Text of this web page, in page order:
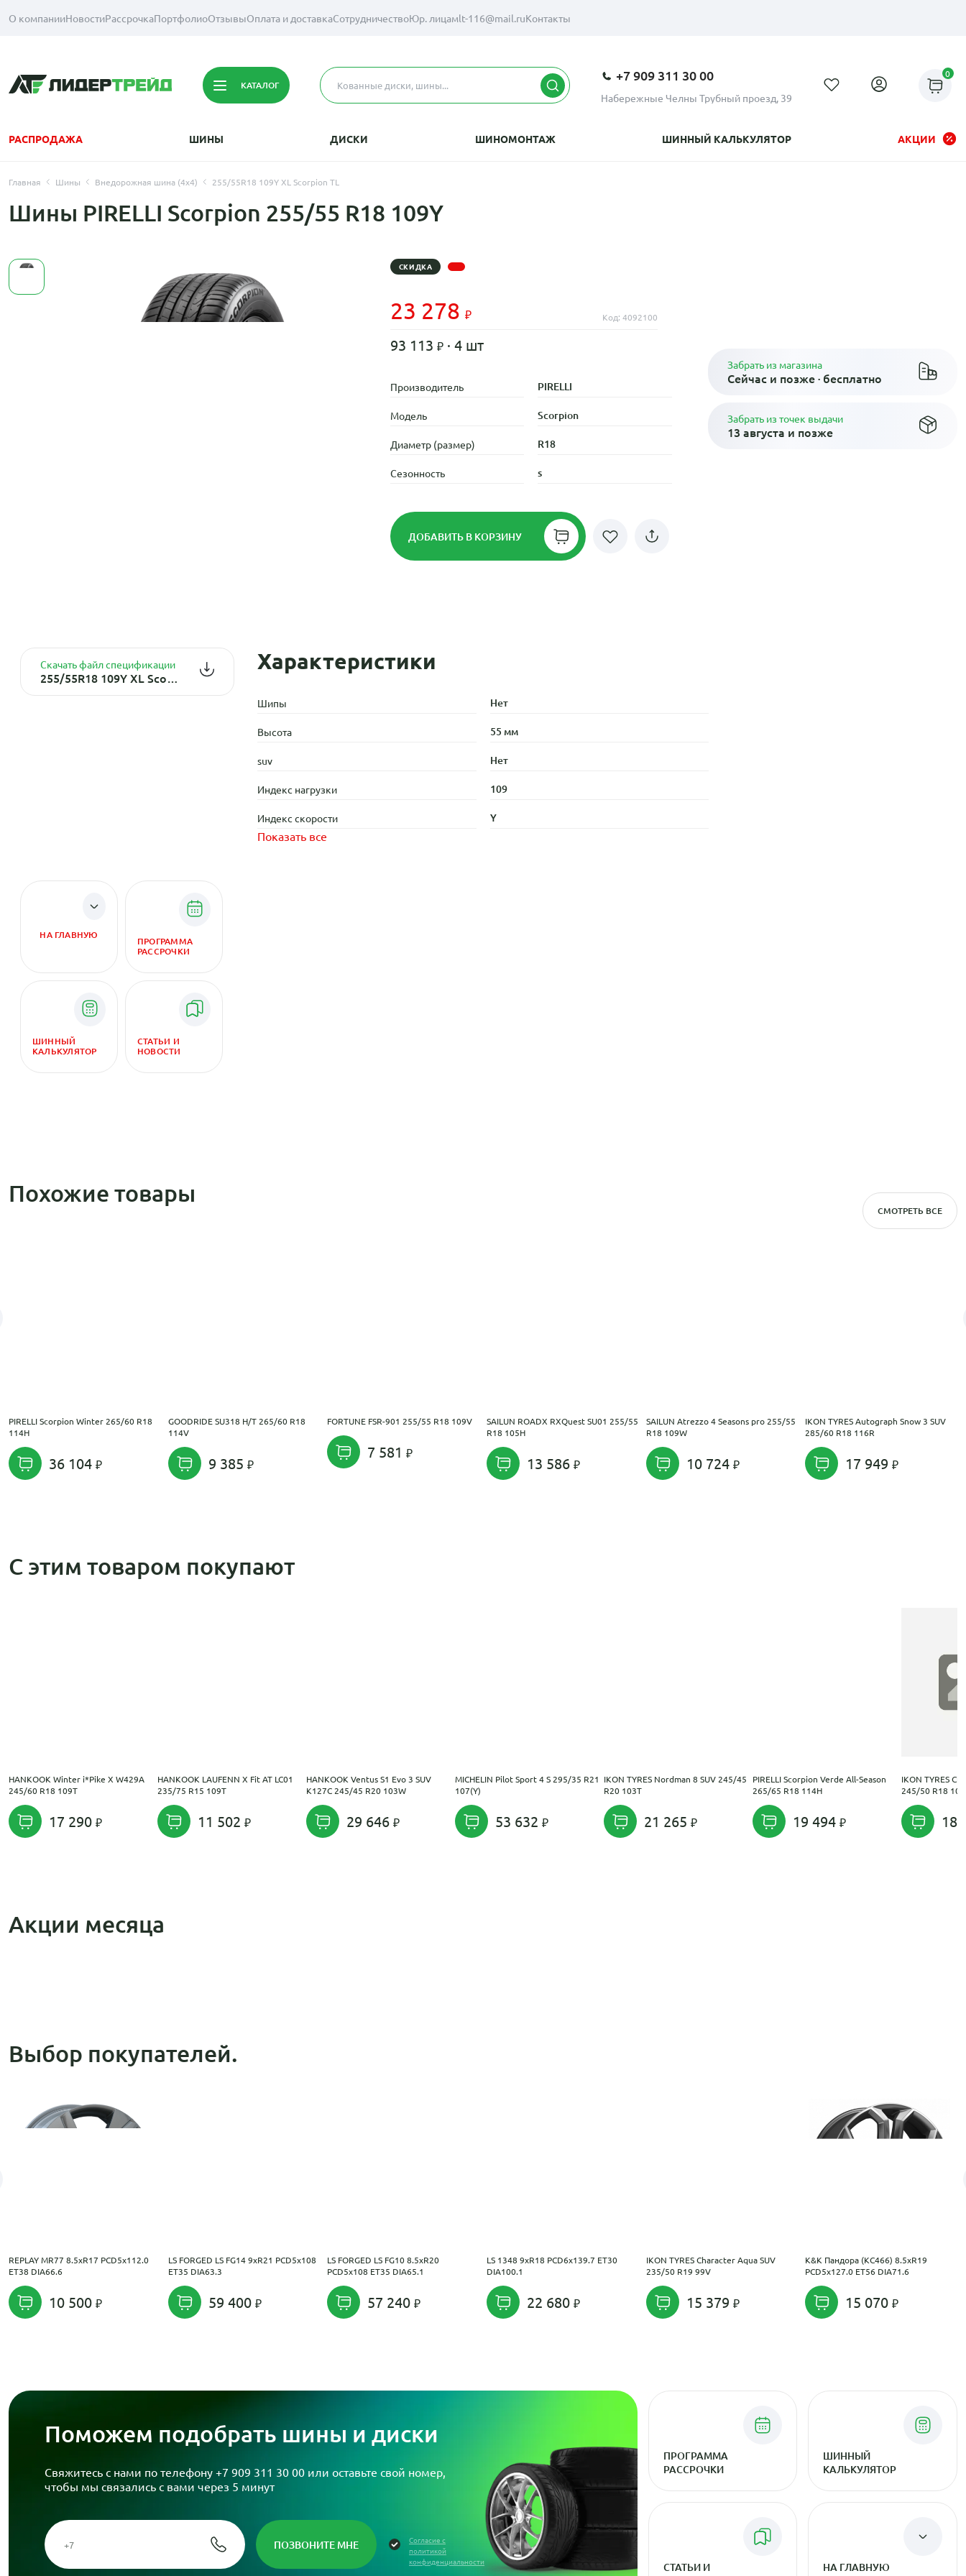
О компанииНовостиРассрочкаПортфолиоОтзывыОплата и доставкаСотрудничествоЮр. лицамlt-116@mail.ruКонтакты
КАТАЛОГ
+7 909 311 30 00
Набережные Челны Трубный проезд, 39
0
РАСПРОДАЖА ШИНЫ ДИСКИ ШИНОМОНТАЖ ШИННЫЙ КАЛЬКУЛЯТОР АКЦИИ
Главная Шины Внедорожная шина (4х4) 255/55R18 109Y XL Scorpion TL
Шины PIRELLI Scorpion 255/55 R18 109Y
СКИДКА
23 278 Код: 4092100
93 113 · 4 шт
Производитель PIRELLI
Модель Scorpion
Диаметр (размер) R18
Сезонность s
ДОБАВИТЬ В КОРЗИНУ
Забрать из магазина
Сейчас и позже · бесплатно
Забрать из точек выдачи
13 августа и позже
Скачать файл спецификации
255/55R18 109Y XL Scorpion TL
Характеристики
Шипы Нет
Высота 55 мм
suv Нет
Индекс нагрузки 109
Индекс скорости Y
Показать все
НА ГЛАВНУЮ
ПРОГРАММА
РАССРОЧКИ
ШИННЫЙ
КАЛЬКУЛЯТОР
СТАТЬИ И
НОВОСТИ
Похожие товары
СМОТРЕТЬ ВСЕ
PIRELLI Scorpion Winter 265/60 R18
114H
36 104
GOODRIDE SU318 H/T 265/60 R18
114V
9 385
FORTUNE FSR-901 255/55 R18 109V
7 581
SAILUN ROADX RXQuest SU01 255/55
R18 105H
13 586
SAILUN Atrezzo 4 Seasons pro 255/55
R18 109W
10 724
IKON TYRES Autograph Snow 3 SUV
285/60 R18 116R
17 949
С этим товаром покупают
HANKOOK Winter i*Pike X W429A
245/60 R18 109T
17 290
HANKOOK LAUFENN X Fit AT LC01
235/75 R15 109T
11 502
HANKOOK Ventus S1 Evo 3 SUV
K127C 245/45 R20 103W
29 646
MICHELIN Pilot Sport 4 S 295/35 R21
107(Y)
53 632
IKON TYRES Nordman 8 SUV 245/45
R20 103T
21 265
PIRELLI Scorpion Verde All-Season
265/65 R18 114H
19 494
IKON TYRES
245/50 R18
18
Акции месяца
Выбор покупателей.
REPLAY MR77 8.5xR17 PCD5x112.0
ET38 DIA66.6
10 500
LS FORGED LS FG14 9xR21 PCD5x108
ET35 DIA63.3
59 400
LS FORGED LS FG10 8.5xR20
PCD5x108 ET35 DIA65.1
57 240
LS 1348 9xR18 PCD6x139.7 ET30
DIA100.1
22 680
IKON TYRES Character Aqua SUV
235/50 R19 99V
15 379
K&K Пандора (КС466) 8.5xR19
PCD5x127.0 ET56 DIA71.6
15 070
Поможем подобрать шины и диски
Свяжитесь с нами по телефону +7 909 311 30 00 или оставьте свой номер,
чтобы мы связались с вами через 5 минут
Согласие с
политикой
конфиденциальности
ПРОГРАММА
РАССРОЧКИ
ШИННЫЙ
КАЛЬКУЛЯТОР
СТАТЬИ И
НА ГЛАВНУЮ